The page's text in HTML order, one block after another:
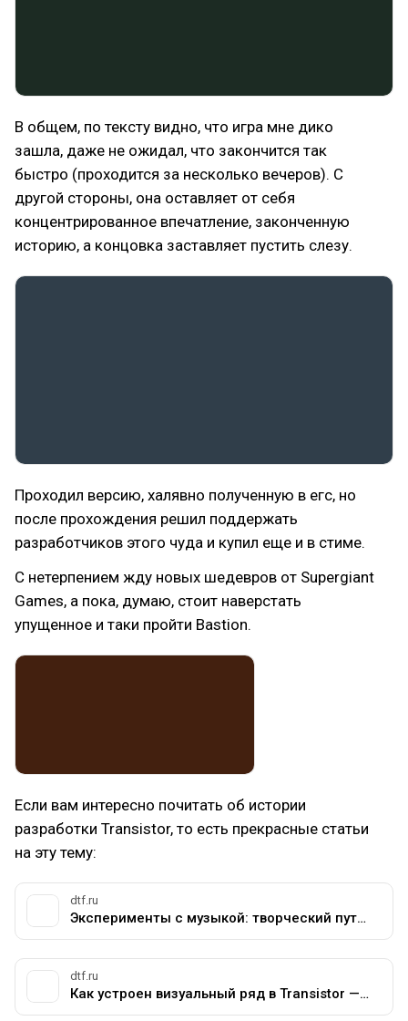
В общем, по тексту видно, что игра мне дико
зашла, даже не ожидал, что закончится так
быстро (проходится за несколько вечеров). С
другой стороны, она оставляет от себя
концентрированное впечатление, законченную
историю, а концовка заставляет пустить слезу.
Проходил версию, халявно полученную в егс, но
после прохождения решил поддержать
разработчиков этого чуда и купил еще и в стиме.
С нетерпением жду новых шедевров от Supergiant
Games, а пока, думаю, стоит наверстать
упущенное и таки пройти Bastion.
Если вам интересно почитать об истории
разработки Transistor, то есть прекрасные статьи
на эту тему:
dtf.ru
Эксперименты с музыкой: творческий путь и методы композитора Hades, Transistor, Bastion и Pyre — Сообщество любителей слушать на DTF
dtf.ru
Как устроен визуальный ряд в Transistor — Gamedev на DTF